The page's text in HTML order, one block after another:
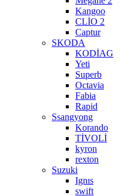
Kangoo
CLİO 2
Captur
SKODA
KODİAG
Yeti
Superb
Octavia
Fabia
Rapid
Ssangyong
Korando
TİVOLİ
kyron
rexton
Suzuki
Ignıs
swift